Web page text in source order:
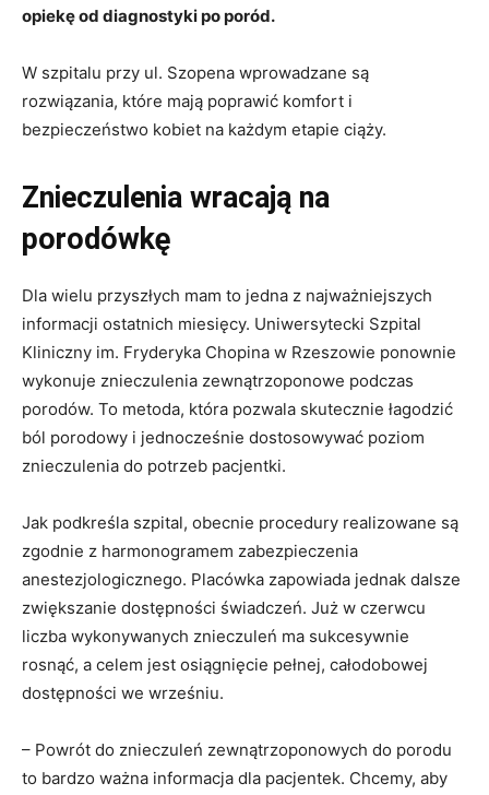
opiekę od diagnostyki po poród.
W szpitalu przy ul. Szopena wprowadzane są
rozwiązania, które mają poprawić komfort i
bezpieczeństwo kobiet na każdym etapie ciąży.
Znieczulenia wracają na
porodówkę
Dla wielu przyszłych mam to jedna z najważniejszych
informacji ostatnich miesięcy. Uniwersytecki Szpital
Kliniczny im. Fryderyka Chopina w Rzeszowie ponownie
wykonuje znieczulenia zewnątrzoponowe podczas
porodów. To metoda, która pozwala skutecznie łagodzić
ból porodowy i jednocześnie dostosowywać poziom
znieczulenia do potrzeb pacjentki.
Jak podkreśla szpital, obecnie procedury realizowane są
zgodnie z harmonogramem zabezpieczenia
anestezjologicznego. Placówka zapowiada jednak dalsze
zwiększanie dostępności świadczeń. Już w czerwcu
liczba wykonywanych znieczuleń ma sukcesywnie
rosnąć, a celem jest osiągnięcie pełnej, całodobowej
dostępności we wrześniu.
– Powrót do znieczuleń zewnątrzoponowych do porodu
to bardzo ważna informacja dla pacjentek. Chcemy, aby